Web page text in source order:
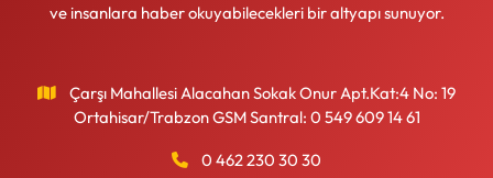
ve insanlara haber okuyabilecekleri bir altyapı sunuyor.
Çarşı Mahallesi Alacahan Sokak Onur Apt.Kat:4 No: 19
Ortahisar/Trabzon GSM Santral: 0 549 609 14 61
0 462 230 30 30